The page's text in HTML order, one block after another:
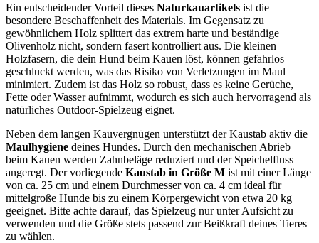
Ein entscheidender Vorteil dieses Naturkauartikels ist die
besondere Beschaffenheit des Materials. Im Gegensatz zu
gewöhnlichem Holz splittert das extrem harte und beständige
Olivenholz nicht, sondern fasert kontrolliert aus. Die kleinen
Holzfasern, die dein Hund beim Kauen löst, können gefahrlos
geschluckt werden, was das Risiko von Verletzungen im Maul
minimiert. Zudem ist das Holz so robust, dass es keine Gerüche,
Fette oder Wasser aufnimmt, wodurch es sich auch hervorragend als
natürliches Outdoor-Spielzeug eignet.
Neben dem langen Kauvergnügen unterstützt der Kaustab aktiv die
Maulhygiene deines Hundes. Durch den mechanischen Abrieb
beim Kauen werden Zahnbeläge reduziert und der Speichelfluss
angeregt. Der vorliegende Kaustab in Größe M ist mit einer Länge
von ca. 25 cm und einem Durchmesser von ca. 4 cm ideal für
mittelgroße Hunde bis zu einem Körpergewicht von etwa 20 kg
geeignet. Bitte achte darauf, das Spielzeug nur unter Aufsicht zu
verwenden und die Größe stets passend zur Beißkraft deines Tieres
zu wählen.